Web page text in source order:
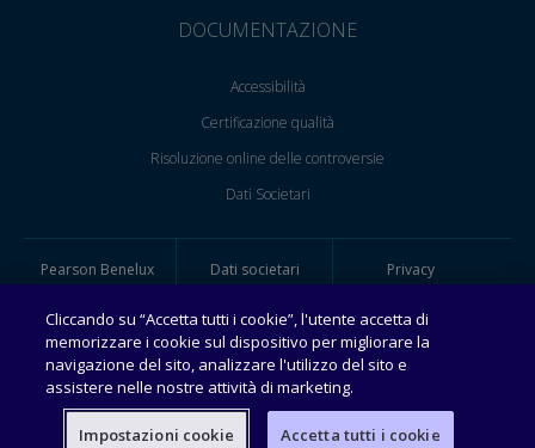
DOCUMENTAZIONE
Accessibilità
Certificazione qualità
Risoluzione online delle controversie
Dati Societari
Pearson Benelux
BV, Sede
Secondaria Italiana
© 2026, tutti i diritti
riservati. P.I.
13126210965
Dati societari Privacy
Cookie policy
Cliccando su “Accetta tutti i cookie”, l'utente accetta di
memorizzare i cookie sul dispositivo per migliorare la
navigazione del sito, analizzare l'utilizzo del sito e
assistere nelle nostre attività di marketing.
Impostazioni cookie Accetta tutti i cookie